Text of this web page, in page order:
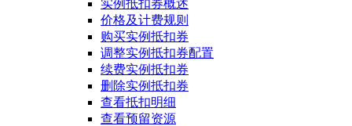
实例抵扣券概述
价格及计费规则
购买实例抵扣券
调整实例抵扣券配置
续费实例抵扣券
删除实例抵扣券
查看抵扣明细
查看预留资源